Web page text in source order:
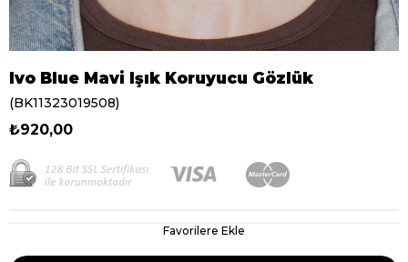
Ivo Blue Mavi Işık Koruyucu Gözlük
(BK11323019508)
₺920,00
Favorilere Ekle